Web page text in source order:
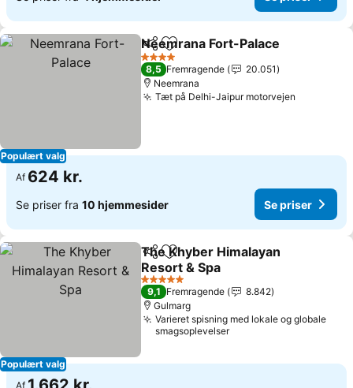
Populært valg
Del Føj til favoritter
Neemrana Fort-Palace
4 Stjerner
8,5 Fremragende
20.051
Neemrana
Tæt på Delhi-Jaipur motorvejen
Af 624 kr.
Se priser fra 10 hjemmesider Se priser
Populært valg
Del Føj til favoritter
The Khyber Himalayan
Resort & Spa
5 Stjerner
9,1 Fremragende
8.842
Gulmarg
Varieret spisning med lokale og globale
smagsoplevelser
Af